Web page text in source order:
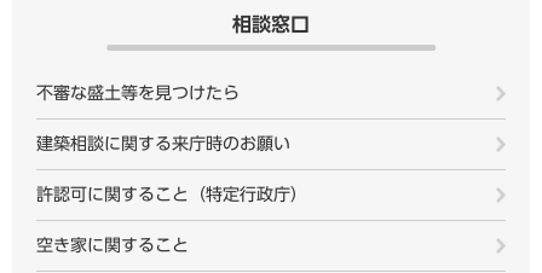
相談窓口
不審な盛土等を見つけたら
建築相談に関する来庁時のお願い
許認可に関すること（特定行政庁）
空き家に関すること